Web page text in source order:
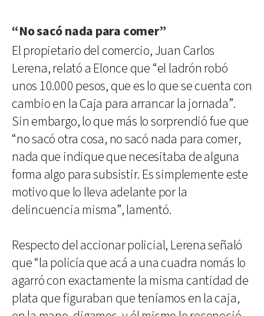
“No sacó nada para comer”
El propietario del comercio, Juan Carlos
Lerena, relató a Elonce que “el ladrón robó
unos 10.000 pesos, que es lo que se cuenta con
cambio en la Caja para arrancar la jornada”.
Sin embargo, lo que más lo sorprendió fue que
“no sacó otra cosa, no sacó nada para comer,
nada que indique que necesitaba de alguna
forma algo para subsistir. Es simplemente este
motivo que lo lleva adelante por la
delincuencia misma”, lamentó.
Respecto del accionar policial, Lerena señaló
que “la policía que acá a una cuadra nomás lo
agarró con exactamente la misma cantidad de
plata que figuraban que teníamos en la caja,